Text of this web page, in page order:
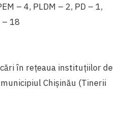
– 4, PLDM – 2, PD – 1,
– 18
în rețeaua instituțiilor de
Chișinău (Tinerii